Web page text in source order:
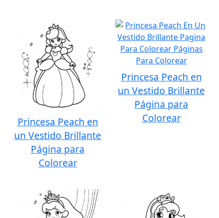
Princesa Peach en
un Vestido Brillante
Página para
Colorear
Princesa Peach en
un Vestido Brillante
Página para
Colorear